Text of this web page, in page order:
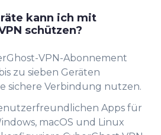
kann ich mit
schützen?
VPN-Abonnement
zu sieben Geräten
sichere Verbindung nutzen.
Apps für
macOS und Linux